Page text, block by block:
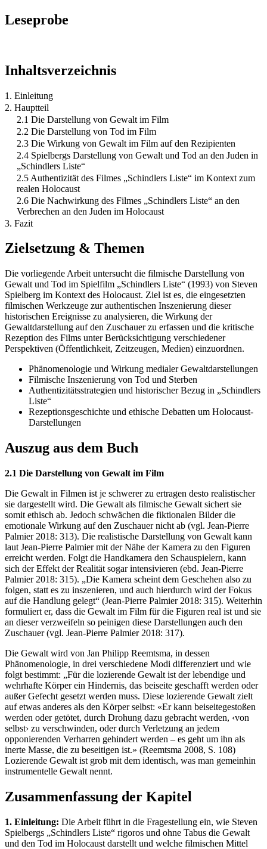
Leseprobe
Inhaltsverzeichnis
1. Einleitung
2. Hauptteil
2.1 Die Darstellung von Gewalt im Film
2.2 Die Darstellung von Tod im Film
2.3 Die Wirkung von Gewalt im Film auf den Rezipienten
2.4 Spielbergs Darstellung von Gewalt und Tod an den Juden in
„Schindlers Liste“
2.5 Authentizität des Filmes „Schindlers Liste“ im Kontext zum
realen Holocaust
2.6 Die Nachwirkung des Filmes „Schindlers Liste“ an den
Verbrechen an den Juden im Holocaust
3. Fazit
Zielsetzung & Themen
Die vorliegende Arbeit untersucht die filmische Darstellung von
Gewalt und Tod im Spielfilm „Schindlers Liste“ (1993) von Steven
Spielberg im Kontext des Holocaust. Ziel ist es, die eingesetzten
filmischen Werkzeuge zur authentischen Inszenierung dieser
historischen Ereignisse zu analysieren, die Wirkung der
Gewaltdarstellung auf den Zuschauer zu erfassen und die kritische
Rezeption des Films unter Berücksichtigung verschiedener
Perspektiven (Öffentlichkeit, Zeitzeugen, Medien) einzuordnen.
Phänomenologie und Wirkung medialer Gewaltdarstellungen
Filmische Inszenierung von Tod und Sterben
Authentizitätsstrategien und historischer Bezug in „Schindlers
Liste“
Rezeptionsgeschichte und ethische Debatten um Holocaust-
Darstellungen
Auszug aus dem Buch
2.1 Die Darstellung von Gewalt im Film
Die Gewalt in Filmen ist je schwerer zu ertragen desto realistischer
sie dargestellt wird. Die Gewalt als filmische Gewalt sichert sie
somit ethisch ab. Jedoch schwächen die fiktionalen Bilder die
emotionale Wirkung auf den Zuschauer nicht ab (vgl. Jean-Pierre
Palmier 2018: 313). Die realistische Darstellung von Gewalt kann
laut Jean-Pierre Palmier mit der Nähe der Kamera zu den Figuren
erreicht werden. Folgt die Handkamera den Schauspielern, kann
sich der Effekt der Realität sogar intensivieren (ebd. Jean-Pierre
Palmier 2018: 315). „Die Kamera scheint dem Geschehen also zu
folgen, statt es zu inszenieren, und auch hierdurch wird der Fokus
auf die Handlung gelegt“ (Jean-Pierre Palmier 2018: 315). Weiterhin
formuliert er, dass die Gewalt im Film für die Figuren real ist und sie
an dieser verzweifeln so peinigen diese Darstellungen auch den
Zuschauer (vgl. Jean-Pierre Palmier 2018: 317).
Die Gewalt wird von Jan Philipp Reemtsma, in dessen
Phänomenologie, in drei verschiedene Modi differenziert und wie
folgt bestimmt: „Für die lozierende Gewalt ist der lebendige und
wehrhafte Körper ein Hindernis, das beiseite geschafft werden oder
außer Gefecht gesetzt werden muss. Diese lozierende Gewalt zielt
auf etwas anderes als den Körper selbst: «Er kann beiseitegestoßen
werden oder getötet, durch Drohung dazu gebracht werden, ‹von
selbst› zu verschwinden, oder durch Verletzung an jedem
opponierenden Verharren gehindert werden – es geht um ihn als
inerte Masse, die zu beseitigen ist.» (Reemtsma 2008, S. 108)
Lozierende Gewalt ist grob mit dem identisch, was man gemeinhin
instrumentelle Gewalt nennt.
Zusammenfassung der Kapitel
1. Einleitung: Die Arbeit führt in die Fragestellung ein, wie Steven
Spielbergs „Schindlers Liste“ rigoros und ohne Tabus die Gewalt
und den Tod im Holocaust darstellt und welche filmischen Mittel